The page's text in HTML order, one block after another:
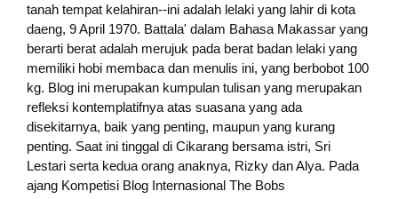
tanah tempat kelahiran--ini adalah lelaki yang lahir di kota
daeng, 9 April 1970. Battala' dalam Bahasa Makassar yang
berarti berat adalah merujuk pada berat badan lelaki yang
memiliki hobi membaca dan menulis ini, yang berbobot 100
kg. Blog ini merupakan kumpulan tulisan yang merupakan
refleksi kontemplatifnya atas suasana yang ada
disekitarnya, baik yang penting, maupun yang kurang
penting. Saat ini tinggal di Cikarang bersama istri, Sri
Lestari serta kedua orang anaknya, Rizky dan Alya. Pada
ajang Kompetisi Blog Internasional The Bobs